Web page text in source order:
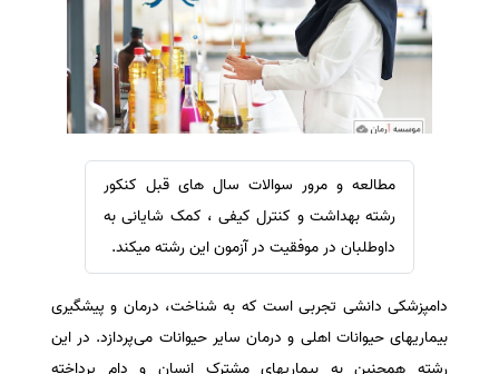
ترجمه عربی به فارسی
مشاهده همه زبان ها
سفارش ویرایش
سفارش پارافریز
سفارش فرمت‌بندی
سفارش کاهش کمیت
سفارش معرفی مجله
سفارش معرفی مقاله
سفارش معرفی کتاب
سفارش چکیده مبسوط
سفارش ترجمه مولتی‌مدیا
سفارش گویندگی
مطالعه و مرور سوالات سال های قبل کنکور
رشته بهداشت و کنترل کیفی ، کمک شایانی به
داوطلبان در موفقیت در آزمون این رشته میکند.
دامپزشکی دانشی تجربی است که به شناخت، درمان و پیشگیری
بیماریهای حیوانات اهلی و درمان سایر حیوانات می‌پردازد. در این
رشته همچنین به بیماریهای مشترک انسان و دام پرداخته